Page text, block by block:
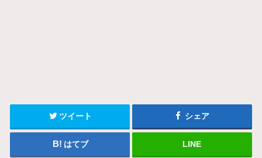
ツイート シェア
はてブ LINE